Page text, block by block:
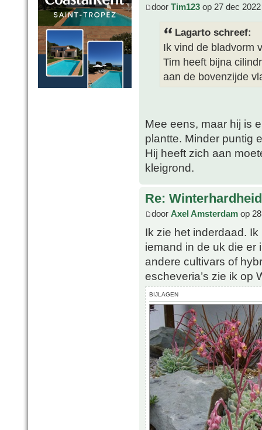
door Tim123 op 27 dec
Lagarto schreef:
Ik vind de bladvorm
Tim heeft bijna
aan de bovenzijde
Mee eens, maar hij is
plantte. Minder puntig
Hij heeft zich aan
kleigrond.
Re:
door Axel Amsterdam op
Ik zie het inderdaad.
iemand in de uk die er
andere cultivars of
escheveria’s zie ik op
BIJLAGEN